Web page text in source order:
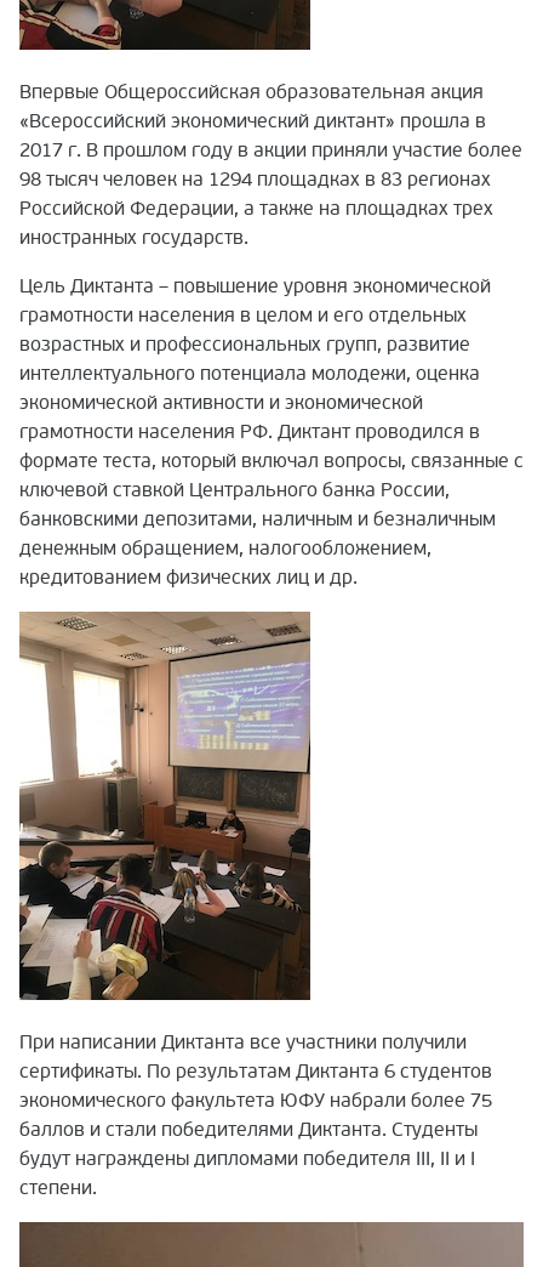
Впервые Общероссийская образовательная акция
«Всероссийский экономический диктант» прошла в
2017 г. В прошлом году в акции приняли участие более
98 тысяч человек на 1294 площадках в 83 регионах
Российской Федерации, а также на площадках трех
иностранных государств.
Цель Диктанта – повышение уровня экономической
грамотности населения в целом и его отдельных
возрастных и профессиональных групп, развитие
интеллектуального потенциала молодежи, оценка
экономической активности и экономической
грамотности населения РФ. Диктант проводился в
формате теста, который включал вопросы, связанные с
ключевой ставкой Центрального банка России,
банковскими депозитами, наличным и безналичным
денежным обращением, налогообложением,
кредитованием физических лиц и др.
При написании Диктанта все участники получили
сертификаты. По результатам Диктанта 6 студентов
экономического факультета ЮФУ набрали более 75
баллов и стали победителями Диктанта. Студенты
будут награждены дипломами победителя III, II и I
степени.